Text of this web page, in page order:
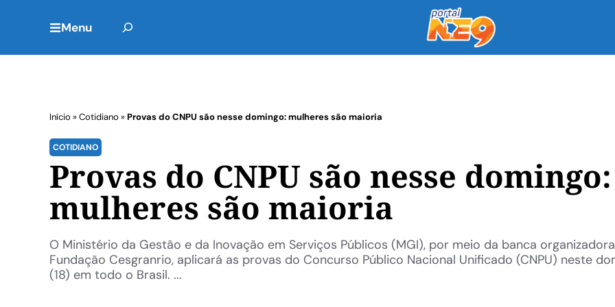
Menu
Início »Cotidiano »Provas do CNPU são nesse domingo: mulheres são maioria
COTIDIANO
Provas do CNPU são nesse domingo:
mulheres são maioria
O Ministério da Gestão e da Inovação em Serviços Públicos (MGI), por meio da banca
Fundação Cesgranrio, aplicará as provas do Concurso Público Nacional Unificado (CNPU) neste
(18) em todo o Brasil. ...